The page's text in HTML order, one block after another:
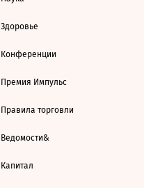
Здоровье
Конференции
Премия Импульс
Правила торговли
Ведомости&
Капитал